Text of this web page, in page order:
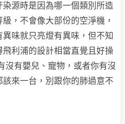
源時是因為哪一個類別所造
，不會像大部份的空淨機，
味就只亮燈有異味，但不知
利浦的設計相當直覺且好操
沒有嬰兒、寵物，或者你有沒
來一台，別跟你的肺過意不